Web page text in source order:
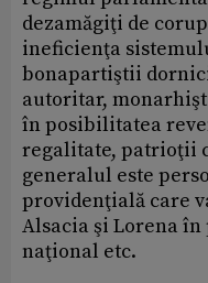
dezamăgiţi de
ineficienţa
bonapartiştii
autoritar,
în posibilitatea
regalitate, patrioţii
generalul este
providenţială care
Alsacia şi Lorena
naţional etc.